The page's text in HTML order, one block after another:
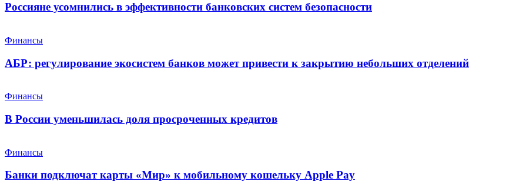
Россияне усомнились в эффективности банковских систем безопасности
Финансы
АБР: регулирование экосистем банков может привести к закрытию небольших отделений
Финансы
В России уменьшилась доля просроченных кредитов
Финансы
Банки подключат карты «Мир» к мобильному кошельку Apple Pay